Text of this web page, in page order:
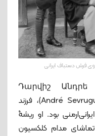
فرش دستباف ایرانی
«آندره سوروگین» (به ارمنی Դարվիշ Անդրե
Սևրուկյան و به انگلیسی André Sevruguin)، فرزند
بود. او ریشۀ
تماشای مدام کلکسیون